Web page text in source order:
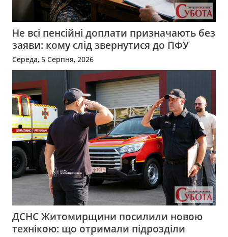
Не всі пенсійні доплати призначають без
заяви: кому слід звернутися до ПФУ
Середа, 5 Серпня, 2026
ДСНС Житомирщини посилили новою
технікою: що отримали підрозділи